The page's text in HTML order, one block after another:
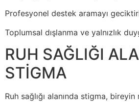
Profesyonel destek aramayı
Toplumsal dışlanma ve yalnızlık
RUH SAĞLIĞI
STİGMA
Ruh sağlığı alanında stigma, bireyin